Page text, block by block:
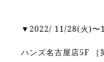
▼2022/ 11/28(火)〜
ハンズ名古屋店5F ［